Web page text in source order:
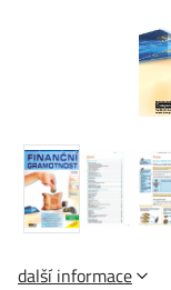
další informace